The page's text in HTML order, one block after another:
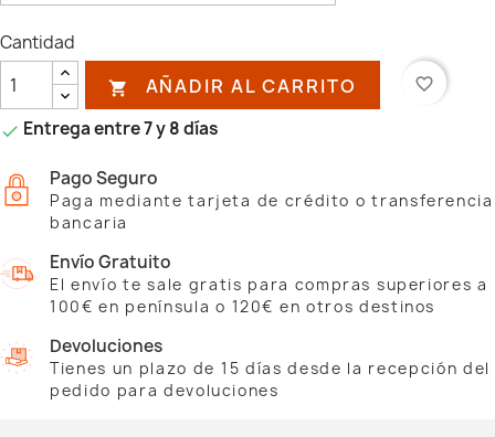
Cantidad
 AÑADIR AL CARRITO favorite_border
 Entrega entre 7 y 8 días
Pago Seguro
Paga mediante tarjeta de crédito o transferencia
bancaria
Envío Gratuito
El envío te sale gratis para compras superiores a
100€ en península o 120€ en otros destinos
Devoluciones
Tienes un plazo de 15 días desde la recepción del
pedido para devoluciones